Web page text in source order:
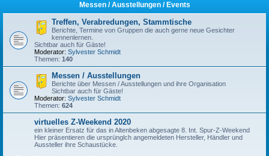
Messen / Ausstellungen / Events
Treffen, Verabredungen, Stammtische
Berichte, Termine von Gruppen die auch gerne neue Gesichter
kennenlernen.
Sichtbar auch für Gäste!
Moderator: Sylvester Schmidt
Themen: 140
Messen / Ausstellungen
Berichte über Messen / Ausstellungen und ihre Organisation
Sichtbar auch für Gäste!
Moderator: Sylvester Schmidt
Themen: 624
virtuelles Z-Weekend 2020
ein kleiner Ersatz für das in Altenbeken abgesagte 8. Int. Spur-Z-Weekend
Hier präsentieren die ursprünglch angemeldeten Hersteller, Händler und
Aussteller ihre Schaustücke.